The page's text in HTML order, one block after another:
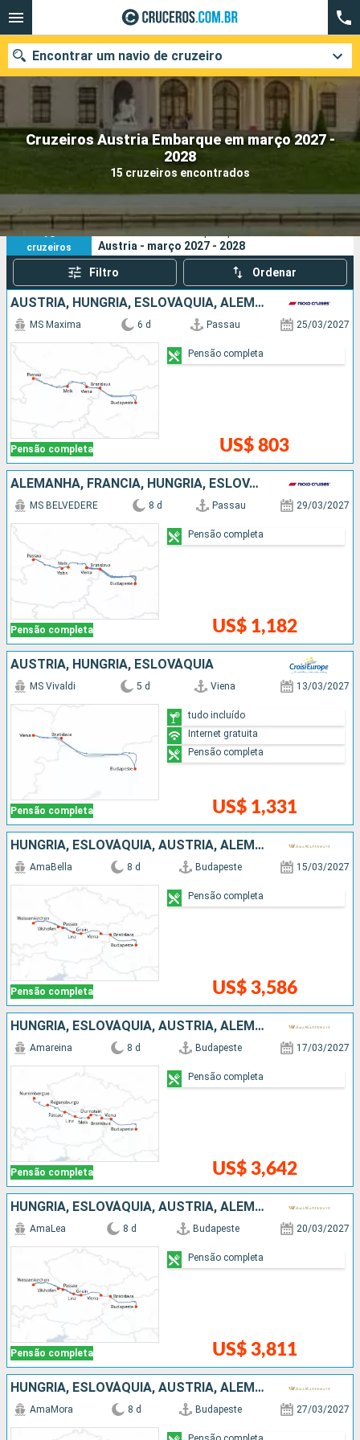
Cruzeiros Austria Embarque em março 2027 -
2028
15 cruzeiros encontrados
Encontrar um navio de cruzeiro
Quando ir?
Data de partida
Cidades Companhias
Pesquisar
15
cruzeiros
Os seus critérios de pesquisa:
Austria - março 2027 - 2028
Filtro Ordenar
AUSTRIA, HUNGRIA, ESLOVÁQUIA, ALEMANHA
Pensão completa
MS Maxima 6 d Passau 25/03/2027
US$ 803
Pensão completa
ALEMANHA, FRANCIA, HUNGRIA, ESLOVÁQUIA, AUSTRIA
Pensão completa
MS BELVEDERE 8 d Passau 29/03/2027
US$ 1,182
Pensão completa
AUSTRIA, HUNGRIA, ESLOVÁQUIA
Pensão completa
MS Vivaldi 5 d Viena 13/03/2027
US$ 1,331
tudo incluído
Internet gratuita
Pensão completa
HUNGRIA, ESLOVÁQUIA, AUSTRIA, ALEMANHA
Pensão completa
AmaBella 8 d Budapeste 15/03/2027
US$ 3,586
Pensão completa
HUNGRIA, ESLOVÁQUIA, AUSTRIA, ALEMANHA
Pensão completa
Amareina 8 d Budapeste 17/03/2027
US$ 3,642
Pensão completa
HUNGRIA, ESLOVÁQUIA, AUSTRIA, ALEMANHA
Pensão completa
AmaLea 8 d Budapeste 20/03/2027
US$ 3,811
Pensão completa
HUNGRIA, ESLOVÁQUIA, AUSTRIA, ALEMANHA
AmaMora 8 d Budapeste 27/03/2027